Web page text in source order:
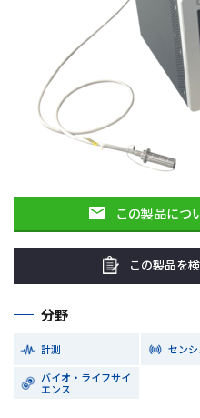
この製品につ
この製品を
分野
計測 セン
バイオ・ライフサイ
エンス